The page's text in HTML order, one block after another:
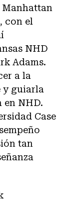
Manhattan
con el
NHD
Adams.
a la
y guiarla
en NHD.
Case
tan